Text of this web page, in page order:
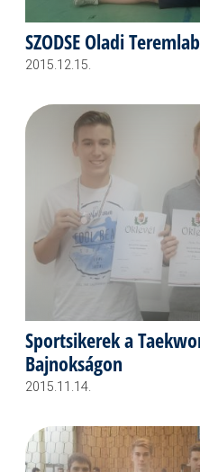
SZODSE Oladi
2015.12.15.
Sportsikerek a
Bajnokságon
2015.11.14.